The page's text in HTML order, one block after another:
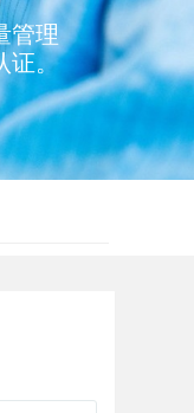
管理
证。